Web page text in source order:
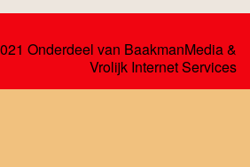
Onderdeel van BaakmanMedia&
Vrolijk Internet Services